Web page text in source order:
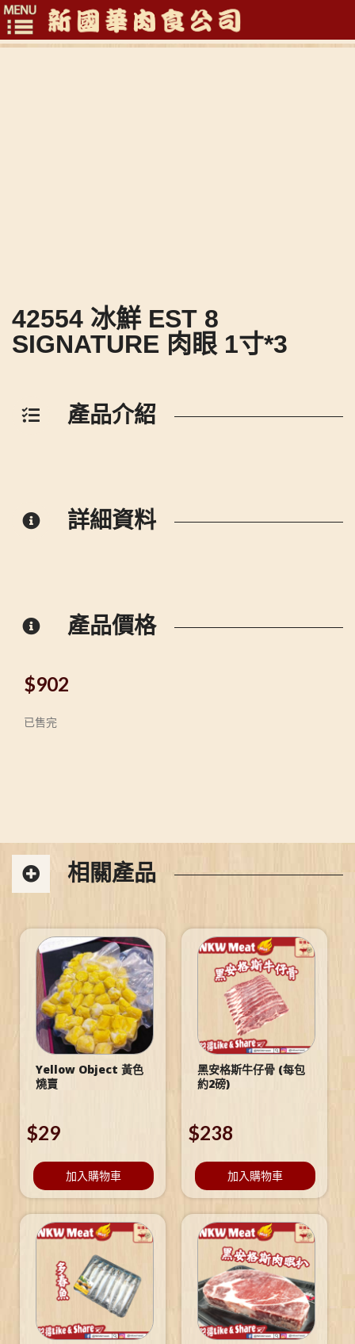
Toggle
42554 冰鮮 EST 8
SIGNATURE 肉眼 1寸*3
產品介紹
詳細資料
產品價格
$902
已售完
相關產品
Yellow Object 黃色
燒賣
$29
加入購物車
黑安格斯牛仔骨 (每包
約2磅)
$238
加入購物車